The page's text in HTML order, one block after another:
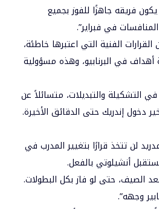
فريقه جاهزًا للفوز بجميع
في فبراير”.
الفنية التي اعتبرها خاطئة،
أهداف في البرنابيو، وهذه مسؤولية
التشكيلة والتبديلات، متسائلاً عن
دخول إندريك حتى الدقائق الأخيرة.
لن تتخذ قرارًا بتغيير المدرب في
أنشيلوتي بالفعل.
الصيف، حتى لو فاز بكل البطولات.
وجهه”.